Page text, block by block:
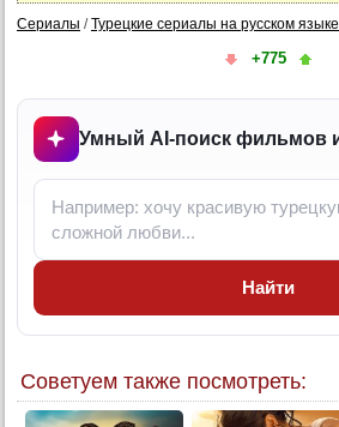
5 серия (суб)
7 серия
7 серия (суб)
8 серия (суб)
9 серия
10 серия
Сериалы /Турецкие сериалы на русском языке
+775
Умный AI-поиск фильмов
Найти
Советуем также посмотреть: